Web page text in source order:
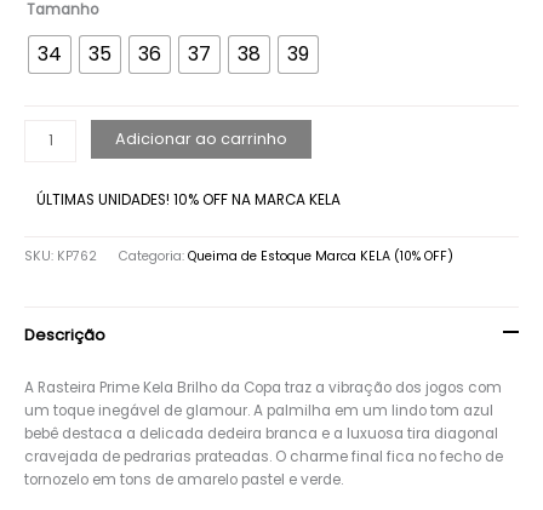
Tamanho
34 35 36 37 38 39
Adicionar ao carrinho
ÚLTIMAS UNIDADES! 10% OFF NA MARCA KELA
SKU: KP762 Categoria: Queima de Estoque Marca KELA (10% OFF)
Descrição
A Rasteira Prime Kela Brilho da Copa traz a vibração dos jogos com
um toque inegável de glamour. A palmilha em um lindo tom azul
bebê destaca a delicada dedeira branca e a luxuosa tira diagonal
cravejada de pedrarias prateadas. O charme final fica no fecho de
tornozelo em tons de amarelo pastel e verde.